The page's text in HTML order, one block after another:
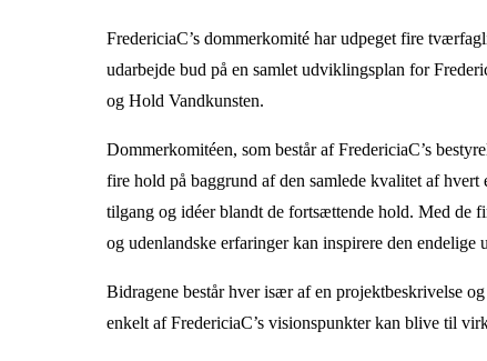
FredericiaC’s dommerkomité har udpeget fire
udarbejde bud på en samlet udviklingsplan for
og Hold Vandkunsten.
Dommerkomitéen, som består af FredericiaC’s
fire hold på baggrund af den samlede kvalitet af
tilgang og idéer blandt de fortsættende hold. Med de
og udenlandske erfaringer kan inspirere den endelige
Bidragene består hver især af en projektbeskrivelse
enkelt af FredericiaC’s visionspunkter kan blive til